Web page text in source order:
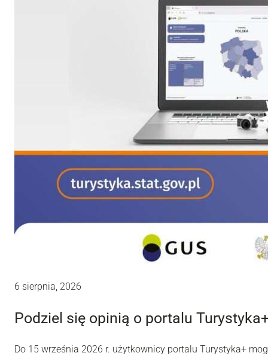
6 sierpnia, 2026
Podziel się opinią o portalu
Do 15 września 2026 r. użytkownicy portalu Turystyka+